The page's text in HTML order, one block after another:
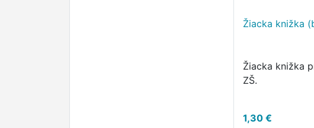
Žiacka knižka
Žiacka knižka
ZŠ.
1,30 €